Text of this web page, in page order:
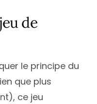
de
le principe du
que plus
ce jeu